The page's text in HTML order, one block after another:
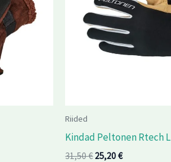
Riided
Kindad Peltonen Rtech L
31,50€25,20€